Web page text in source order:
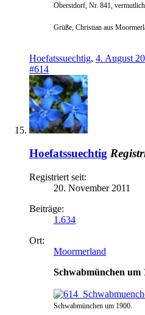
Oberstdorf, Nr. 841, vermutlich
Grüße, Christian aus
Hoefatssuechtig, 4. August
#614
Hoefatssuechtig
Registriert seit:
20. November 2011
Beiträge:
1.634
Ort:
Moormerland
Schwabmünchen um
Schwabmünchen um 1900.